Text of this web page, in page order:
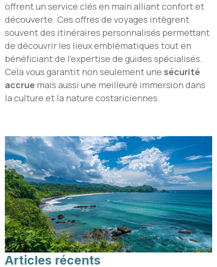
offrent un service clés en main alliant confort et
découverte. Ces offres de voyages intègrent
souvent des itinéraires personnalisés permettant
de découvrir les lieux emblématiques tout en
bénéficiant de l’expertise de guides spécialisés.
Cela vous garantit non seulement une sécurité
accrue mais aussi une meilleure immersion dans
la culture et la nature costariciennes.
Articles récents